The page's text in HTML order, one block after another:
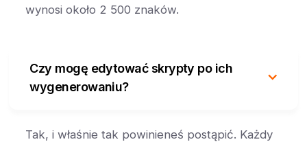
wynosi około 2 500 znaków.
Czy mogę edytować skrypty po ich
wygenerowaniu?
Tak, i właśnie tak powinieneś postąpić. Każdy